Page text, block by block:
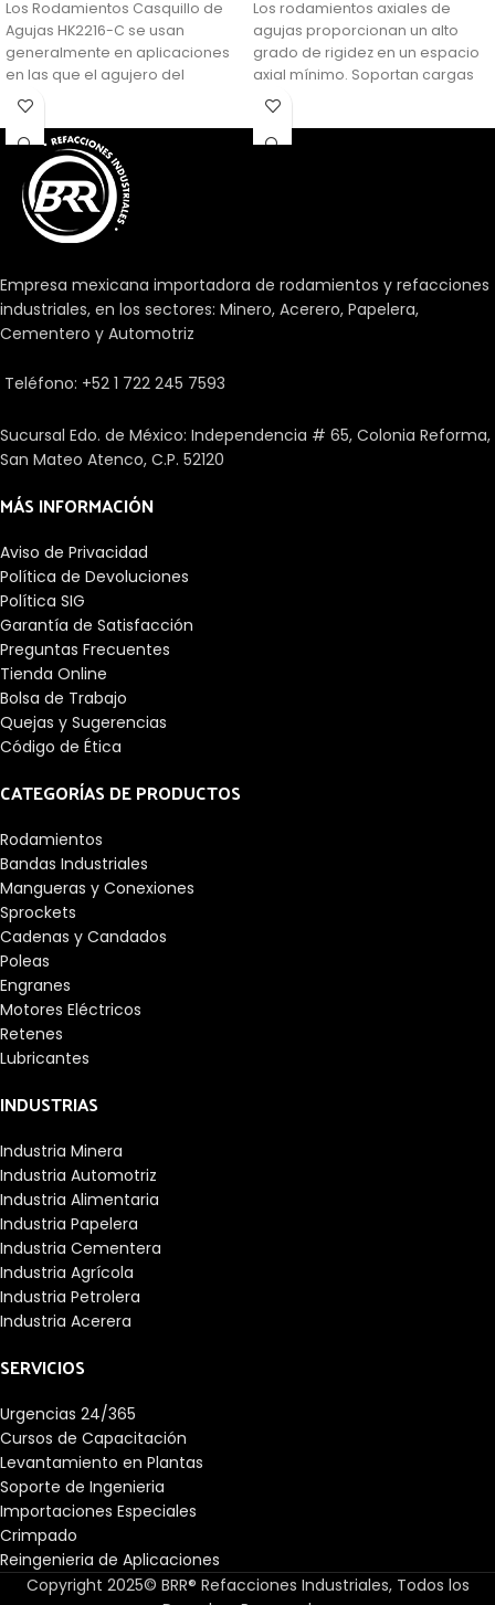
Los Rodamientos Casquillo de
Agujas HK2216-C se usan
generalmente en aplicaciones
en las que el agujero del
soporte no se puede usar como
camino de rodadura de una
corona de agujas, pero se
requiere una disposición de
rodamientos muy compacta y
económica.
Los rodamientos axiales de
agujas proporcionan un alto
grado de rigidez en un espacio
axial mínimo. Soportan cargas
axiales elevadas. El rodamiento
de agujas es un rodamiento de
rodillos cilíndricos con un
rodamientos facilitan el
desplazamiento entre un eje y
precisión, los elementos
Empresa mexicana importadora de rodamientos y refacciones
industriales, en los sectores: Minero, Acerero, Papelera,
Cementero y Automotriz
Teléfono: +52 1 722 245 7593
Sucursal Edo. de México: Independencia # 65, Colonia Reforma,
San Mateo Atenco, C.P. 52120
MÁS INFORMACIÓN
Aviso de Privacidad
Política de Devoluciones
Política SIG
Garantía de Satisfacción
Preguntas Frecuentes
Tienda Online
Bolsa de Trabajo
Quejas y Sugerencias
Código de Ética
CATEGORÍAS DE PRODUCTOS
Rodamientos
Bandas Industriales
Mangueras y Conexiones
Sprockets
Cadenas y Candados
Poleas
Engranes
Motores Eléctricos
Retenes
Lubricantes
INDUSTRIAS
Industria Minera
Industria Automotriz
Industria Alimentaria
Industria Papelera
Industria Cementera
Industria Agrícola
Industria Petrolera
Industria Acerera
SERVICIOS
Urgencias 24/365
Cursos de Capacitación
Levantamiento en Plantas
Soporte de Ingenieria
Importaciones Especiales
Crimpado
Reingenieria de Aplicaciones
Copyright 2025© BRR® Refacciones Industriales, Todos los